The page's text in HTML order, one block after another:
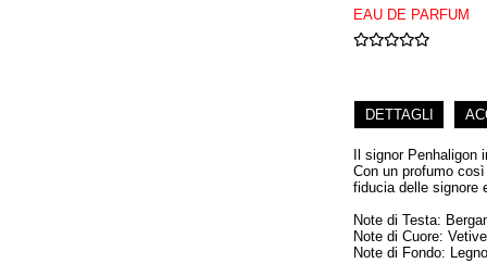
EAU DE PARFUM
DETTAGLI
Il signor Penhaligon
Con un profumo
fiducia delle signore
Note di Testa:
Note di Cuore:
Note di Fondo: